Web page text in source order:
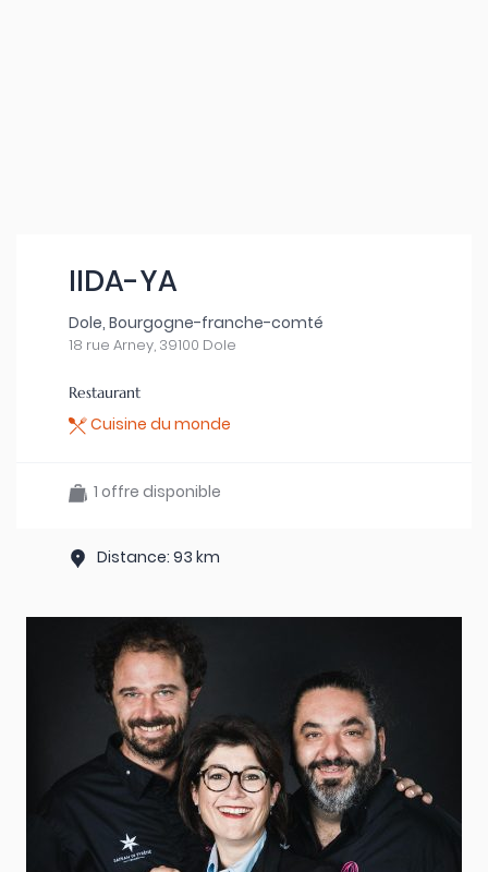
IIDA-YA
Dole, Bourgogne-franche-comté
18 rue Arney, 39100 Dole
Restaurant
Cuisine du monde
1 offre disponible
Distance: 93 km